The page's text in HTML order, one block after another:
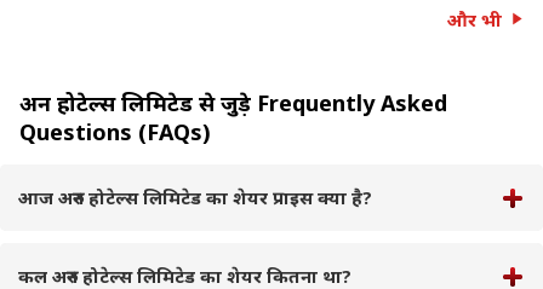
और भी
अरुन होटेल्स लिमिटेड से जुड़े Frequently Asked
Questions (FAQs)
आज अरुन होटेल्स लिमिटेड का शेयर प्राइस क्या है?
कल अरुन होटेल्स लिमिटेड का शेयर कितना था?